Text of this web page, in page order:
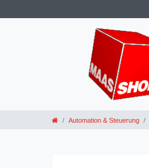
Automation & Steuerung